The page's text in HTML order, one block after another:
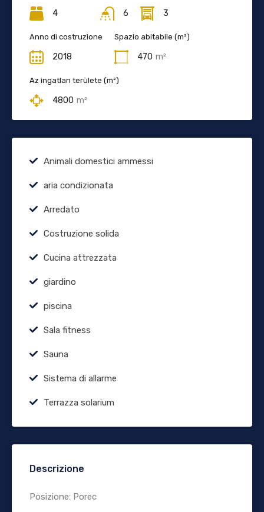
4 6 3
Anno di costruzione
2018
Spazio abitabile (m²)
470 m²
Az ingatlan területe (m²)
4800 m²
Animali domestici ammessi
aria condizionata
Arredato
Costruzione solida
Cucina attrezzata
giardino
piscina
Sala fitness
Sauna
Sistema di allarme
Terrazza solarium
Descrizione
Posizione: Porec